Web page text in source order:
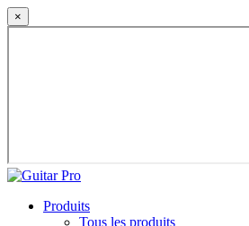
×
Produits
Tous les produits